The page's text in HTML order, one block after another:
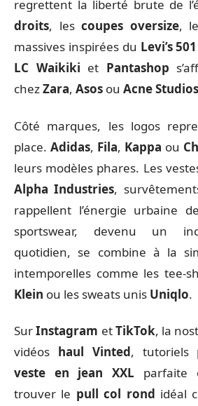
regrettent la liberté brute de
droits, lescoupes oversize,
massives inspirées du Levi’s 501
LC Waikiki et Pantashop
chezZara, Asos ou Acne Studios
Côté marques, les logos
place. Adidas, Fila, Kappa ou
leurs modèles phares. Les
Alpha Industries,
rappellent l’énergie urbaine
sportswear, devenu un
quotidien, se combine à la
intemporelles comme les tee-
Klein ou les sweats unis Uniqlo.
SurInstagram etTikTok, la
vidéos haul Vinted, tutoriels
veste en jean XXL parfaite
trouver le pull col rond idéal